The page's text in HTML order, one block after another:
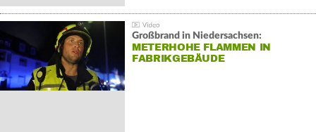
Großbrand in Niedersachsen:
METERHOHE FLAMMEN IN
FABRIKGEBÄUDE